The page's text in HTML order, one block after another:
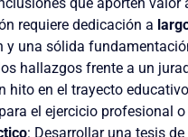
requiere dedicación a
y una sólida
hallazgos frente a un
hito en el trayecto
el ejercicio profesional
: Desarrollar una tesis